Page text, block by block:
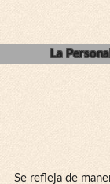
La
Se refleja de